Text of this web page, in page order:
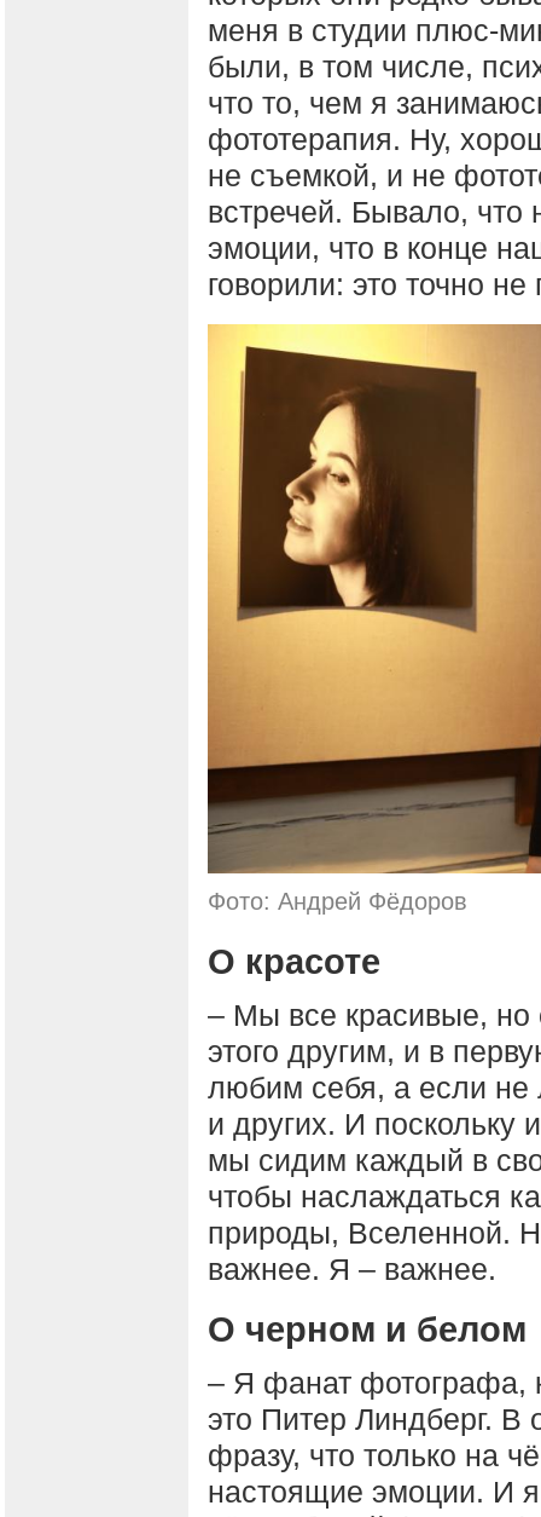
меня в студии плюс-
были, в том числе,
что то, чем я
фототерапия. Ну,
не съемкой, и не
встречей. Бывало, что
эмоции, что в конце
говорили: это точно
Фото: Андрей Фёдоров
О красоте
– Мы все красивые, но
этого другим, и в
любим себя, а если
и других. И поскольку
мы сидим каждый в
чтобы наслаждаться
природы, Вселенной.
важнее. Я – важнее.
О черном и белом
– Я фанат фотографа,
это Питер Линдберг. В
фразу, что только на
настоящие эмоции. И